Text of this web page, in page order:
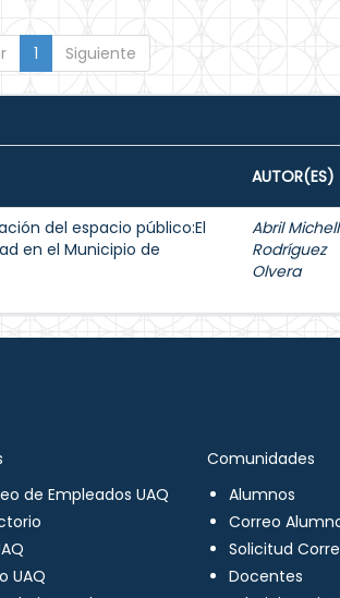
1 Siguiente
AUTOR(ES)
del espacio público:El
en el Municipio de
Abril
Rodríguez
Olvera
de Empleados UAQ
UAQ
Comunidades
Alumnos
Correo
Solicitud
Docentes